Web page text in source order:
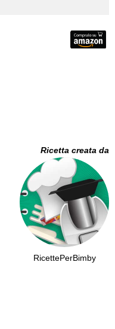
Ricetta creata da
RicettePerBimby